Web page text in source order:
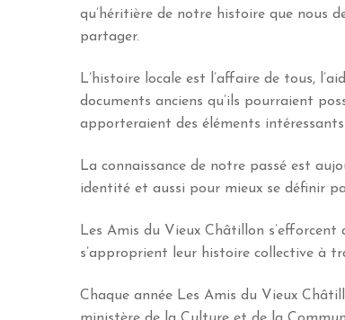
qu’héritière de notre histoire que nous
partager.
L’histoire locale est l’affaire de tous,
documents anciens qu’ils pourraient
apporteraient des éléments
La connaissance de notre passé est
identité et aussi pour mieux se définir
Les Amis du Vieux Châtillon
s’approprient leur histoire collective à
Chaque année Les Amis du Vieux